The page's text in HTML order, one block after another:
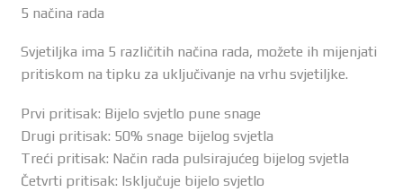
5 načina rada
Svjetiljka ima 5 različitih načina rada, možete ih mijenjati
pritiskom na tipku za uključivanje na vrhu svjetiljke.
Prvi pritisak: Bijelo svjetlo pune snage
Drugi pritisak: 50% snage bijelog svjetla
Treći pritisak: Način rada pulsirajućeg bijelog svjetla
Četvrti pritisak: Isključuje bijelo svjetlo